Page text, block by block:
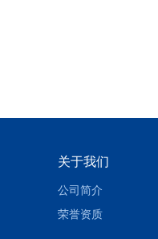
关于我们
公司简介
荣誉资质